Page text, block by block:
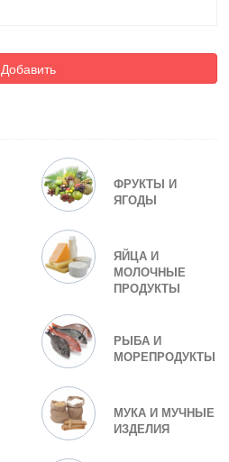
Добавить
ФРУКТЫ И
ЯГОДЫ
ЯЙЦА И
МОЛОЧНЫЕ
ПРОДУКТЫ
РЫБА И
МОРЕПРОДУКТЫ
МУКА И МУЧНЫЕ
ИЗДЕЛИЯ